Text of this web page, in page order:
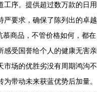
工序。提供超过数万款的日用
严要求，确保了陈列出的卓越
商品，不管价格如何，都在
感受国誉给个人的健康无害亲
场的优胜劣没有周期鸿沟不
带动未来获蓝优势后加量。